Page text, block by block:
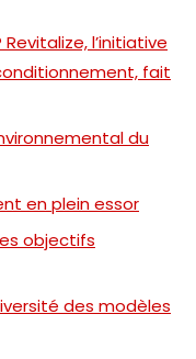
l’initiative
fait
du
en plein essor
objectifs
des modèles